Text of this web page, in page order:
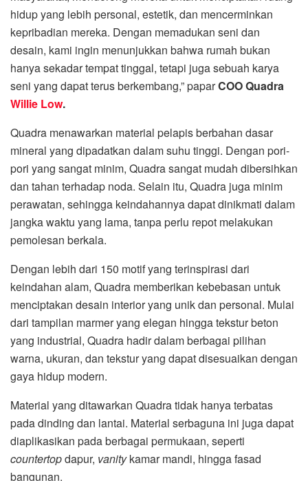
hidup yang lebih personal, estetik, dan mencerminkan
kepribadian mereka. Dengan memadukan seni dan
desain, kami ingin menunjukkan bahwa rumah bukan
hanya sekadar tempat tinggal, tetapi juga sebuah karya
seni yang dapat terus berkembang,” paparCOO Quadra
Willie Low.
Quadra menawarkan material pelapis berbahan dasar
mineral yang dipadatkan dalam suhu tinggi. Dengan pori-
pori yang sangat minim, Quadra sangat mudah dibersihkan
dan tahan terhadap noda. Selain itu, Quadra juga minim
perawatan, sehingga keindahannya dapat dinikmati dalam
jangka waktu yang lama, tanpa perlu repot melakukan
pemolesan berkala.
Dengan lebih dari 150 motif yang terinspirasi dari
keindahan alam, Quadra memberikan kebebasan untuk
menciptakan desain interior yang unik dan personal. Mulai
dari tampilan marmer yang elegan hingga tekstur beton
yang industrial, Quadra hadir dalam berbagai pilihan
warna, ukuran, dan tekstur yang dapat disesuaikan dengan
gaya hidup modern.
Material yang ditawarkan Quadra tidak hanya terbatas
pada dinding dan lantai. Material serbaguna ini juga dapat
diaplikasikan pada berbagai permukaan, seperti
countertopdapur, vanitykamar mandi, hingga fasad
bangunan.